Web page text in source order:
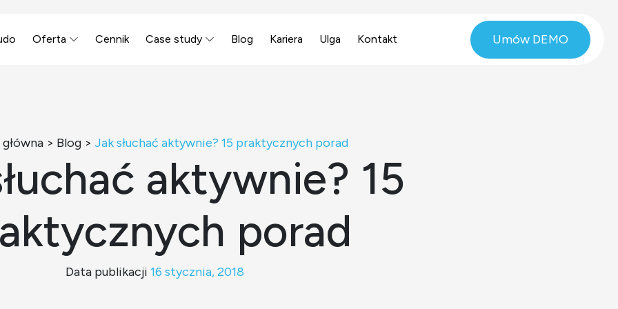
Oferta Cennik Case study Blog Kariera Ulga Kontakt Umów DEMO
> Blog> Jak słuchać aktywnie? 15 praktycznych porad
aktywnie? 15
porad
Data publikacji 16 stycznia, 2018